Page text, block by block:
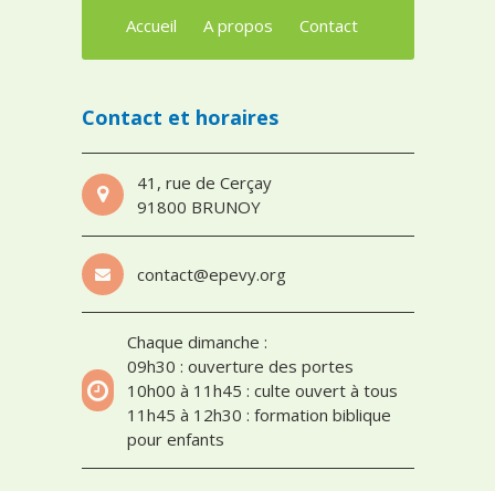
Accueil
A propos Contact
Contact et horaires
41, rue de Cerçay
91800 BRUNOY
contact@epevy.org
Chaque dimanche :
09h30 : ouverture des portes
10h00 à 11h45 : culte ouvert à tous
11h45 à 12h30 : formation biblique
pour enfants